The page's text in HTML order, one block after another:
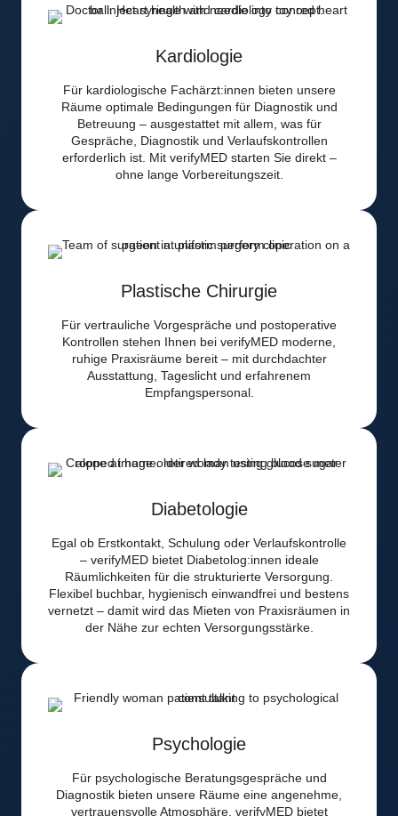
Kardiologie
Für kardiologische Fachärzt:innen bieten unsere
Räume optimale Bedingungen für Diagnostik und
Betreuung – ausgestattet mit allem, was für
Gespräche, Diagnostik und Verlaufskontrollen
erforderlich ist. Mit verifyMED starten Sie direkt –
ohne lange Vorbereitungszeit.
Plastische Chirurgie
Für vertrauliche Vorgespräche und postoperative
Kontrollen stehen Ihnen bei verifyMED moderne,
ruhige Praxisräume bereit – mit durchdachter
Ausstattung, Tageslicht und erfahrenem
Empfangspersonal.
Diabetologie
Egal ob Erstkontakt, Schulung oder Verlaufskontrolle
– verifyMED bietet Diabetolog:innen ideale
Räumlichkeiten für die strukturierte Versorgung.
Flexibel buchbar, hygienisch einwandfrei und bestens
vernetzt – damit wird das Mieten von Praxisräumen in
der Nähe zur echten Versorgungsstärke.
Psychologie
Für psychologische Beratungsgespräche und
Diagnostik bieten unsere Räume eine angenehme,
vertrauensvolle Atmosphäre. verifyMED bietet